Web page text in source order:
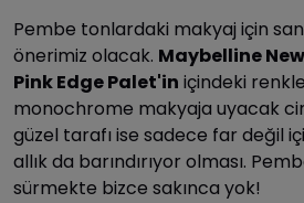
Pembe tonlardaki makyaj için
önerimiz olacak. Maybelline
Pink Edge Palet'in içindeki
monochrome makyaja uyacak
güzel tarafı ise sadece far değil
allık da barındırıyor olması.
sürmekte bizce sakınca yok!